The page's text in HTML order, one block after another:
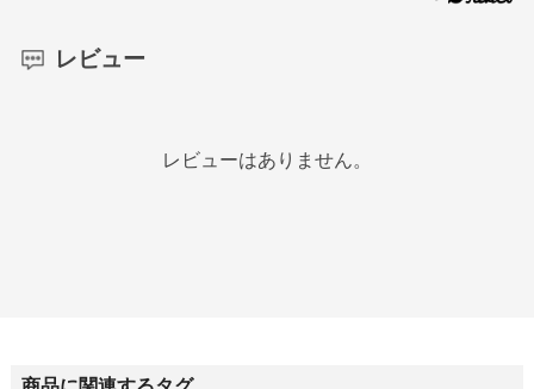
レビュー
レビューはありません。